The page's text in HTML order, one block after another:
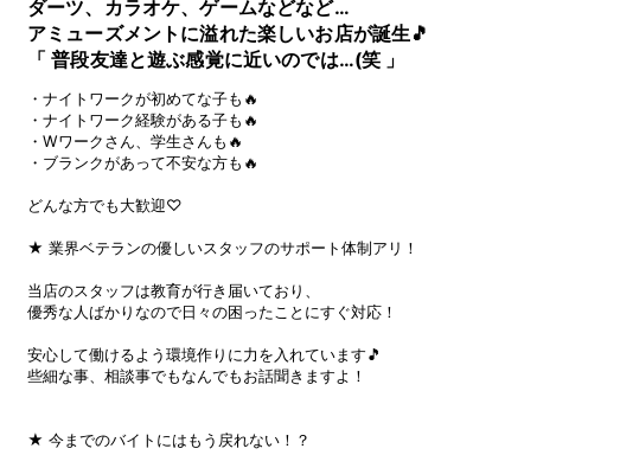
ダーツ、カラオケ、ゲームなどなど…
アミューズメントに溢れた楽しいお店が誕生🎵
「 普段友達と遊ぶ感覚に近いのでは…(笑 」
・ナイトワークが初めてな子も🔥
・ナイトワーク経験がある子も🔥
・Wワークさん、学生さんも🔥
・ブランクがあって不安な方も🔥
どんな方でも大歓迎♡
★ 業界ベテランの優しいスタッフのサポート体制アリ！
当店のスタッフは教育が行き届いており、
優秀な人ばかりなので日々の困ったことにすぐ対応！
安心して働けるよう環境作りに力を入れています🎵
些細な事、相談事でもなんでもお話聞きますよ！
★ 今までのバイトにはもう戻れない！？